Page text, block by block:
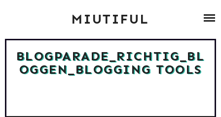
ZUMBA
BLOG ARCHIV
MIUTIFUL
BLOGPARADE_RICHTIG_BL
OGGEN_BLOGGING TOOLS